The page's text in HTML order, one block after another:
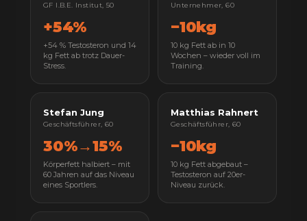
GF I.B.E. Institut, 50
+54%
+54 % Testosteron und 14
kg Fett ab trotz Dauer-
Stress.
Unternehmer, 60
−10kg
10 kg Fett ab in 10
Wochen – wieder voll im
Training.
Stefan Jung
Geschäftsführer, 60
30%→15%
Körperfett halbiert – mit
60 Jahren auf das Niveau
eines Sportlers.
Matthias Rahnert
Geschäftsführer, 60
−10kg
10 kg Fett abgebaut –
Testosteron auf 20er-
Niveau zurück.